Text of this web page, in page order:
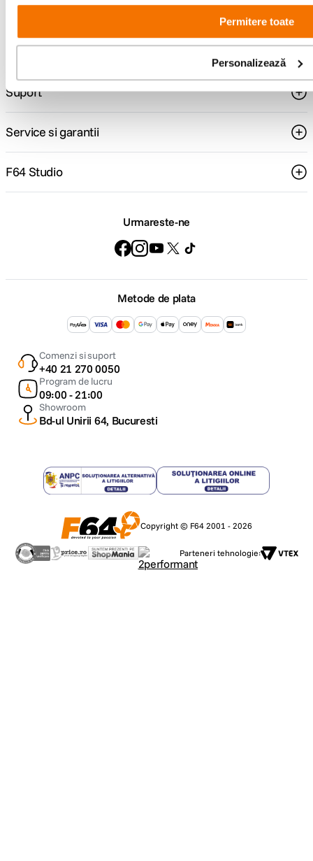
Permitere toate
Personalizează
Comenzi si livrare
Suport
Service si garantii
F64 Studio
Urmareste-ne
Metode de plata
Comenzi si suport
+40 21 270 0050
Program de lucru
09:00 - 21:00
Showroom
Bd-ul Unirii 64, Bucuresti
Copyright © F64 2001 - 2026
Parteneri tehnologie: